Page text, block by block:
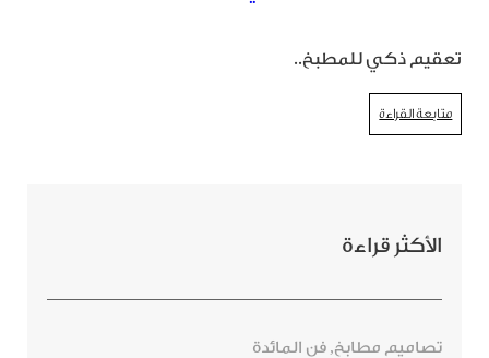
تعقيم ذكي للمطبخ..
متابعة القراءة
الأكثر قراءة
تصاميم مطابخ, فن المائدة